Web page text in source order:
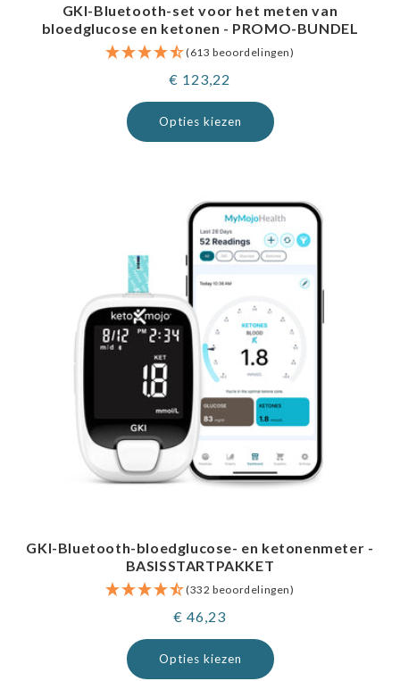
GKI-Bluetooth-set voor het meten van
bloedglucose en ketonen - PROMO-BUNDEL
(613 beoordelingen)
Normale
prijs
€ 123,22
Opties kiezen
GKI-Bluetooth-bloedglucose- en ketonenmeter -
BASISSTARTPAKKET
(332 beoordelingen)
Normale
prijs
€ 46,23
Opties kiezen